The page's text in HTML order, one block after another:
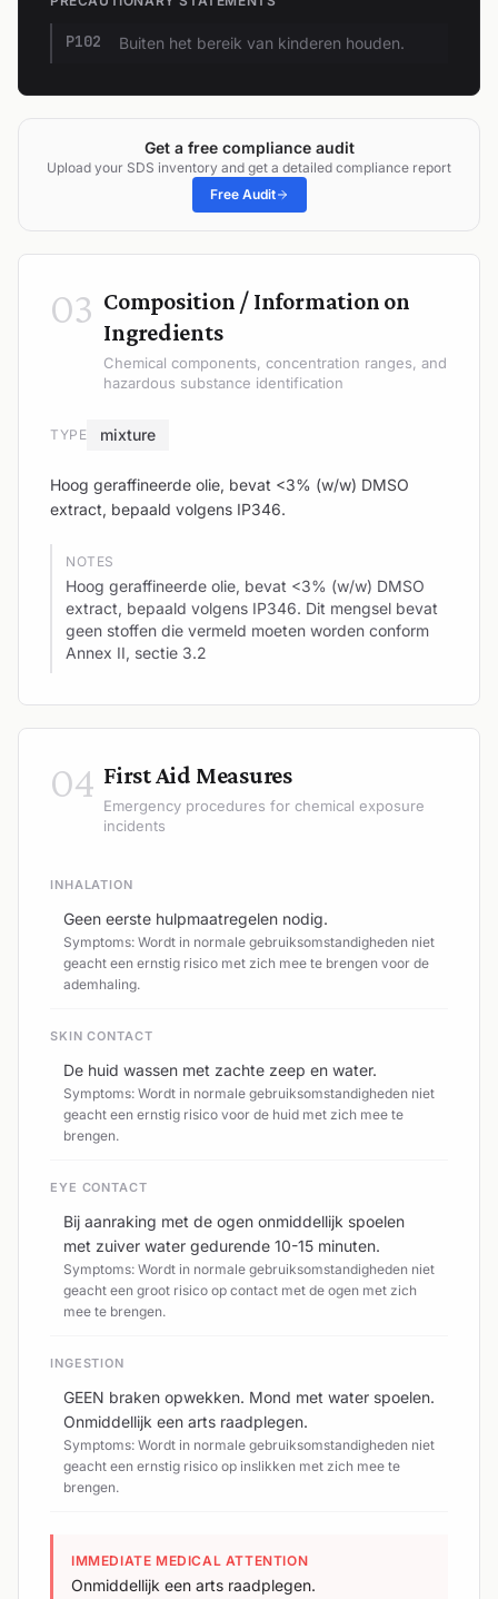
P102 Buiten het bereik van kinderen houden.
Get a free compliance audit
Upload your SDS inventory and get a detailed compliance report
Free Audit
03 Composition / Information on
Ingredients
Chemical components, concentration ranges, and
hazardous substance identification
TYPE mixture
Hoog geraffineerde olie, bevat <3% (w/w) DMSO
extract, bepaald volgens IP346.
NOTES
Hoog geraffineerde olie, bevat <3% (w/w) DMSO
extract, bepaald volgens IP346. Dit mengsel bevat
geen stoffen die vermeld moeten worden conform
Annex II, sectie 3.2
04 First Aid Measures
Emergency procedures for chemical exposure
incidents
INHALATION
Geen eerste hulpmaatregelen nodig.
Symptoms: Wordt in normale gebruiksomstandigheden niet
geacht een ernstig risico met zich mee te brengen voor de
ademhaling.
SKIN CONTACT
De huid wassen met zachte zeep en water.
Symptoms: Wordt in normale gebruiksomstandigheden niet
geacht een ernstig risico voor de huid met zich mee te
brengen.
EYE CONTACT
Bij aanraking met de ogen onmiddellijk spoelen
met zuiver water gedurende 10-15 minuten.
Symptoms: Wordt in normale gebruiksomstandigheden niet
geacht een groot risico op contact met de ogen met zich
mee te brengen.
INGESTION
GEEN braken opwekken. Mond met water spoelen.
Onmiddellijk een arts raadplegen.
Symptoms: Wordt in normale gebruiksomstandigheden niet
geacht een ernstig risico op inslikken met zich mee te
brengen.
IMMEDIATE MEDICAL ATTENTION
Onmiddellijk een arts raadplegen.